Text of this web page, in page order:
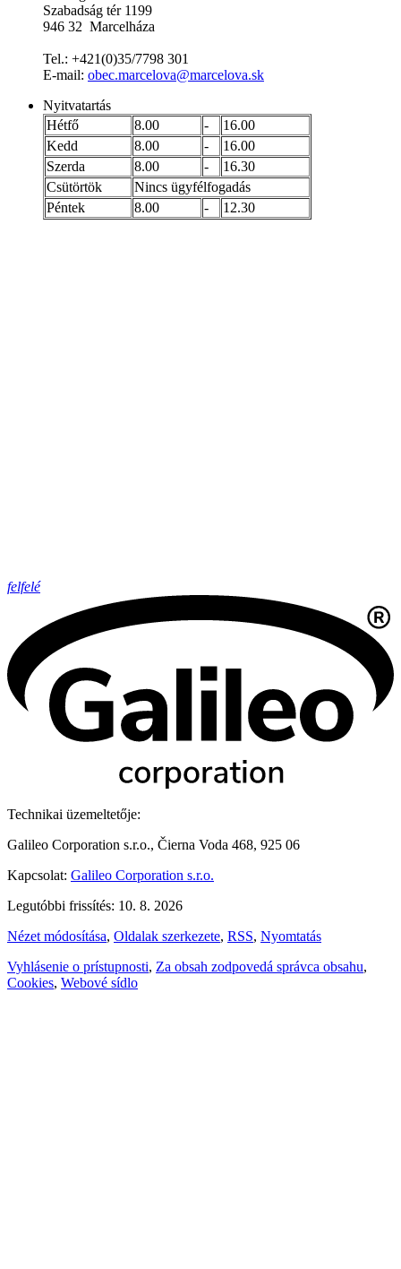
Szabadság tér 1199
946 32 Marcelháza
Tel.: +421(0)35/7798 301
E-mail: obec.marcelova@marcelova.sk
Nyitvatartás
Hétfő
8.00 -
16.00
Kedd
8.00 -
16.00
Szerda
8.00 -
16.30
Csütörtök
Nincs ügyfélfogadás
Péntek
8.00 - 12.30
felfelé
Technikai üzemeltetője:
Galileo Corporation s.r.o., Čierna Voda 468, 925 06
Kapcsolat: Galileo Corporation s.r.o.
Legutóbbi frissítés: 10. 8. 2026
Nézet módosítása, Oldalak szerkezete, RSS, Nyomtatás
Vyhlásenie o prístupnosti, Za obsah zodpovedá správca obsahu,
Cookies, Webové sídlo